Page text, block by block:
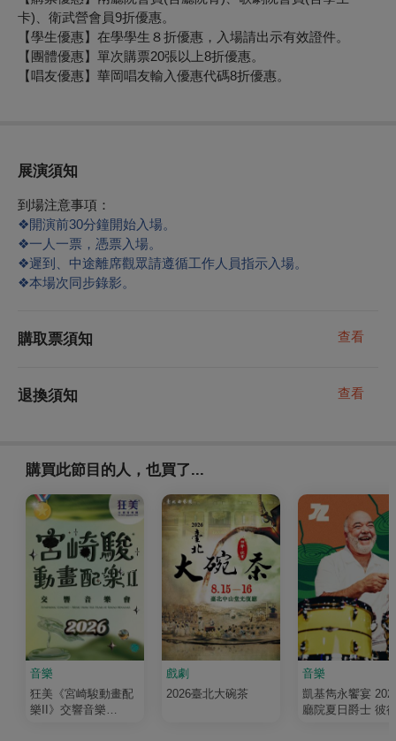
卡)、衛武營會員9折優惠。
【學生優惠】在學學生８折優惠，入場請出示有效證件。
【團體優惠】單次購票20張以上8折優惠。
【唱友優惠】華岡唱友輸入優惠代碼8折優惠。
展演須知
到場注意事項：
❖開演前30分鐘開始入場。
❖一人一票，憑票入場。
❖遲到、中途離席觀眾請遵循工作人員指示入場。
❖本場次同步錄影。
購取票須知 查看
退換須知 查看
購買此節目的人，也買了...
音樂
狂美《宮崎駿動畫配
樂II》交響音樂
戲劇
2026臺北大碗茶
音樂
凱基雋永饗宴
廳院夏日爵士 彼